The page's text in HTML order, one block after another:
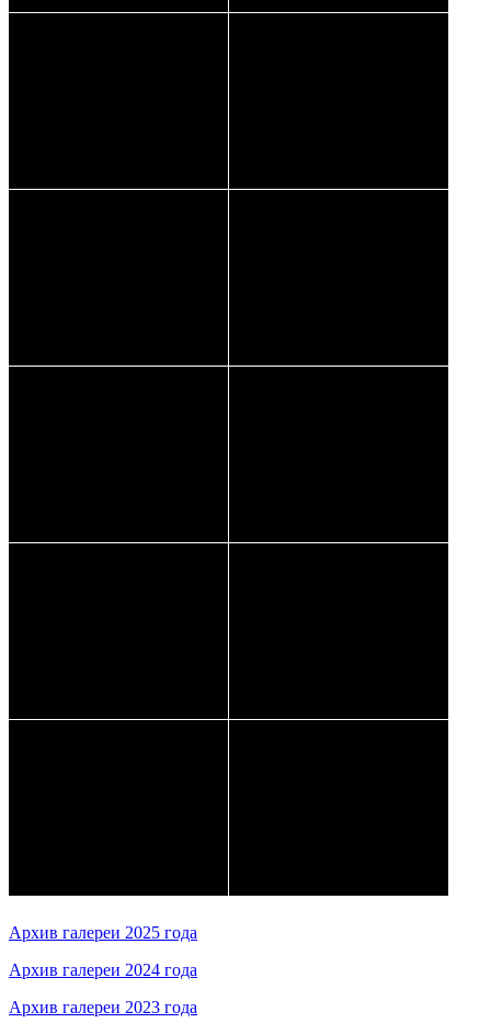
Архив галереи 2025 года
Архив галереи 2024 года
Архив галереи 2023 года